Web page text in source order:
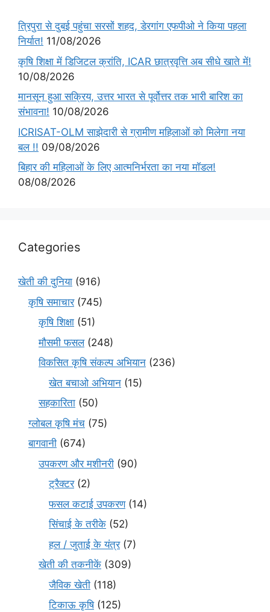
त्रिपुरा से दुबई पहुंचा सरसों शहद, डेरगांग एफपीओ ने किया पहला
निर्यात! 11/08/2026
कृषि शिक्षा में डिजिटल क्रांति, ICAR छात्रवृत्ति अब सीधे खाते में!
10/08/2026
मानसून हुआ सक्रिय, उत्तर भारत से पूर्वोत्तर तक भारी बारिश का
संभावना! 10/08/2026
ICRISAT-OLM साझेदारी से ग्रामीण महिलाओं को मिलेगा नया
बल !! 09/08/2026
बिहार की महिलाओं के लिए आत्मनिर्भरता का नया मॉडल!
08/08/2026
Categories
खेती की दुनिया (916)
कृषि समाचार(745)
कृषि शिक्षा (51)
मौसमी फसल(248)
विकसित कृषि संकल्प अभियान (236)
खेत बचाओ अभियान (15)
सहकारिता (50)
ग्लोबल कृषि मंच (75)
बागवानी (674)
उपकरण और मशीनरी (90)
ट्रैक्टर(2)
फसल कटाई उपकरण(14)
सिंचाई के तरीके (52)
हल / जुताई के यंत्र(7)
खेती की तकनीकें (309)
जैविक खेती (118)
टिकाऊ कृषि(125)